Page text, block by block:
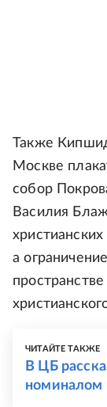
Также
Москве
собор
Василия
а
ЧИТАЙТЕ ТАКЖЕ
В ЦБ
номиналом